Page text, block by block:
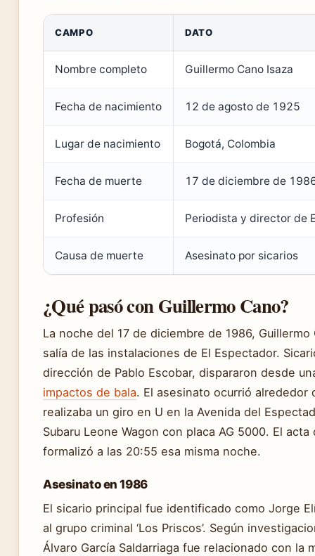
CAMPO DATO
Nombre completo Guillermo Cano Isaza
Fecha de nacimiento 12 de agosto de 1925
Lugar de nacimiento Bogotá, Colombia
Fecha de muerte 17 de diciembre de
Profesión Periodista y director de
Causa de muerte Asesinato por sicarios
¿Qué pasó con Guillermo Cano?
La noche del 17 de diciembre de 1986,
salía de las instalaciones de El Espectador.
dirección de Pablo Escobar, dispararon desde
impactos de bala. El asesinato ocurrió alrededor
realizaba un giro en U en la Avenida del
Subaru Leone Wagon con placa AG 5000. El
formalizó a las 20:55 esa misma noche.
Asesinato en 1986
El sicario principal fue identificado como Jorge Elí
al grupo criminal ‘Los Priscos’. Según
Álvaro García Saldarriaga fue relacionado con la